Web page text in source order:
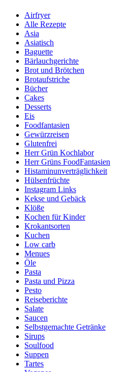
Airfryer
Alle Rezepte
Asia
Asiatisch
Baguette
Bärlauchgerichte
Brot und Brötchen
Brotaufstriche
Bücher
Cakes
Desserts
Eis
Foodfantasien
Gewürzreisen
Glutenfrei
Herr Grün Kochlabor
Herr Grüns FoodFantasien
Histaminunverträglichkeit
Hülsenfrüchte
Instagram Links
Kekse und Gebäck
Klöße
Kochen für Kinder
Krokantsorten
Kuchen
Low carb
Menues
Öle
Pasta
Pasta und Pizza
Pesto
Reiseberichte
Salate
Saucen
Selbstgemachte Getränke
Sirups
Soulfood
Suppen
Tartes